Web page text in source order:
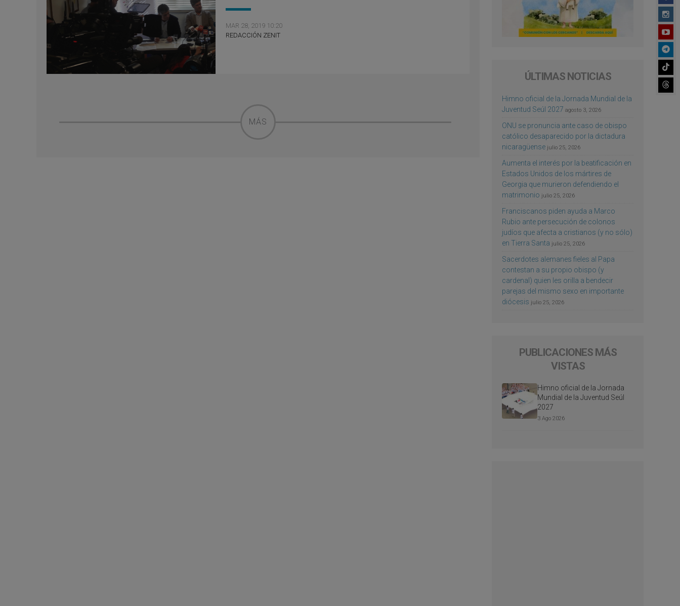
MAR 28, 2019 10:20
REDACCIÓN ZENIT
MÁS
ÚLTIMAS NOTICIAS
Himno oficial de la Jornada Mundial de la
Juventud Seúl 2027 agosto 3, 2026
ONU se pronuncia ante caso de obispo
católico desaparecido por la dictadura
nicaragüense julio 25, 2026
Aumenta el interés por la beatificación en
Estados Unidos de los mártires de
Georgia que murieron defendiendo el
matrimonio julio 25, 2026
Franciscanos piden ayuda a Marco
Rubio ante persecución de colonos
judíos que afecta a cristianos (y no sólo)
en Tierra Santa julio 25, 2026
Sacerdotes alemanes fieles al Papa
contestan a su propio obispo (y
cardenal) quien les orilla a bendecir
parejas del mismo sexo en importante
diócesis julio 25, 2026
PUBLICACIONES MÁS
VISTAS
Himno oficial de la Jornada
Mundial de la Juventud Seúl
2027
3 Ago 2026